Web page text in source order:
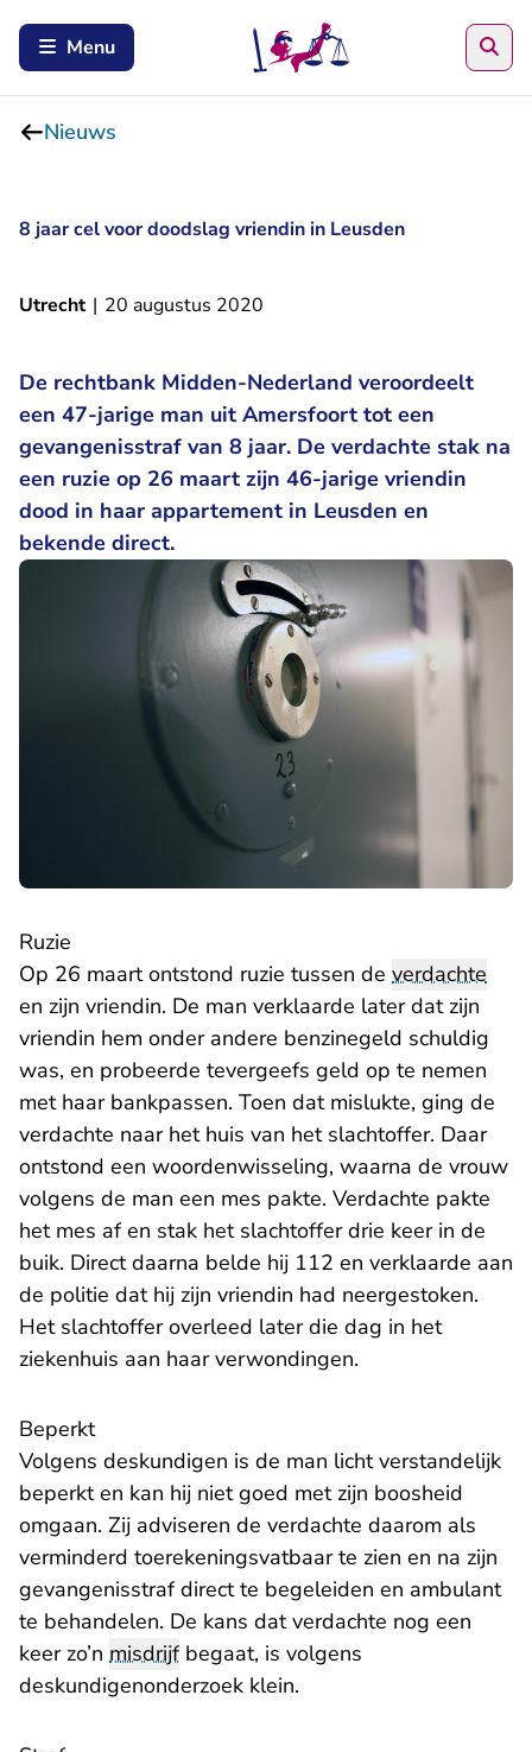
Menu
Nieuws
8 jaar cel voor doodslag vriendin in Leusden
Utrecht | 20 augustus 2020
De rechtbank Midden-Nederland veroordeelt
een 47-jarige man uit Amersfoort tot een
gevangenisstraf van 8 jaar. De verdachte stak na
een ruzie op 26 maart zijn 46-jarige vriendin
dood in haar appartement in Leusden en
bekende direct.
Ruzie
Op 26 maart ontstond ruzie tussen de verdachte
en zijn vriendin. De man verklaarde later dat zijn
vriendin hem onder andere benzinegeld schuldig
was, en probeerde tevergeefs geld op te nemen
met haar bankpassen. Toen dat mislukte, ging de
verdachte naar het huis van het slachtoffer. Daar
ontstond een woordenwisseling, waarna de vrouw
volgens de man een mes pakte. Verdachte pakte
het mes af en stak het slachtoffer drie keer in de
buik. Direct daarna belde hij 112 en verklaarde aan
de politie dat hij zijn vriendin had neergestoken.
Het slachtoffer overleed later die dag in het
ziekenhuis aan haar verwondingen.
Beperkt
Volgens deskundigen is de man licht verstandelijk
beperkt en kan hij niet goed met zijn boosheid
omgaan. Zij adviseren de verdachte daarom als
verminderd toerekeningsvatbaar te zien en na zijn
gevangenisstraf direct te begeleiden en ambulant
te behandelen. De kans dat verdachte nog een
keer zo’n misdrijfbegaat, is volgens
deskundigenonderzoek klein.